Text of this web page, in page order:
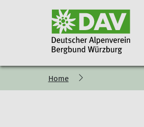
Mitgliedschaft
Touren Unsere
Home